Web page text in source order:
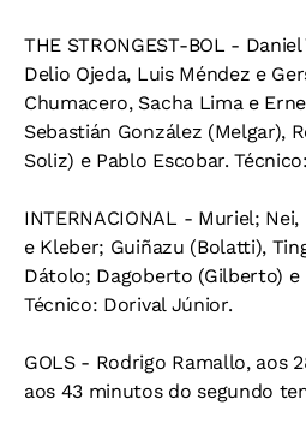
THE STRONGEST-BOL -
Delio Ojeda, Luis Méndez e
Chumacero, Sacha Lima e
Sebastián González (Melgar),
Soliz) e Pablo Escobar.
INTERNACIONAL - Muriel;
e Kleber; Guiñazu (Bolatti),
Dátolo; Dagoberto (Gilberto) e
Técnico: Dorival Júnior.
GOLS - Rodrigo Ramallo, aos
aos 43 minutos do segundo